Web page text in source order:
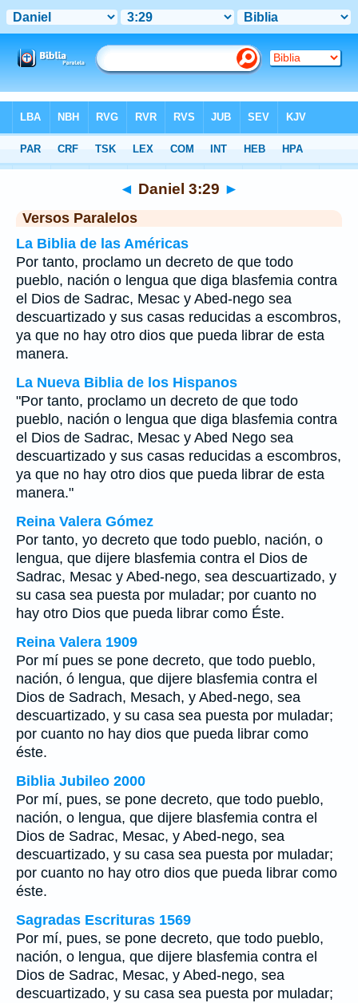
>Daniel> Capítulo 3> Verso 29
◄ Daniel 3:29 ►
Versos Paralelos
La Biblia de las Américas
Por tanto, proclamo un decreto de que todo
pueblo, nación o lengua que diga blasfemia contra
el Dios de Sadrac, Mesac y Abed-nego sea
descuartizado y sus casas reducidas a escombros,
ya que no hay otro dios que pueda librar de esta
manera.
La Nueva Biblia de los Hispanos
"Por tanto, proclamo un decreto de que todo
pueblo, nación o lengua que diga blasfemia contra
el Dios de Sadrac, Mesac y Abed Nego sea
descuartizado y sus casas reducidas a escombros,
ya que no hay otro dios que pueda librar de esta
manera."
Reina Valera Gómez
Por tanto, yo decreto que todo pueblo, nación, o
lengua, que dijere blasfemia contra el Dios de
Sadrac, Mesac y Abed-nego, sea descuartizado, y
su casa sea puesta por muladar; por cuanto no
hay otro Dios que pueda librar como Éste.
Reina Valera 1909
Por mí pues se pone decreto, que todo pueblo,
nación, ó lengua, que dijere blasfemia contra el
Dios de Sadrach, Mesach, y Abed-nego, sea
descuartizado, y su casa sea puesta por muladar;
por cuanto no hay dios que pueda librar como
éste.
Biblia Jubileo 2000
Por mí, pues, se pone decreto, que todo pueblo,
nación, o lengua, que dijere blasfemia contra el
Dios de Sadrac, Mesac, y Abed-nego, sea
descuartizado, y su casa sea puesta por muladar;
por cuanto no hay otro dios que pueda librar como
éste.
Sagradas Escrituras 1569
Por mí, pues, se pone decreto, que todo pueblo,
nación, o lengua, que dijere blasfemia contra el
Dios de Sadrac, Mesac, y Abed-nego, sea
descuartizado, y su casa sea puesta por muladar;